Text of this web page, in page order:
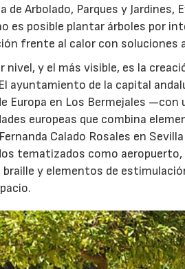
de Arbolado, Parques y
es posible plantar árboles por
frente al calor con soluciones
nivel, y el más visible, es la
ayuntamiento de la capital
Europa en Los Bermejales
europeas que combina
Calado Rosales en
tematizados como
braille y elementos de